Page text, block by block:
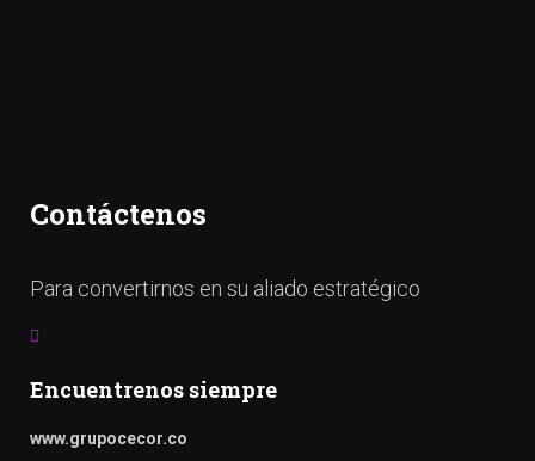
Contáctenos
Para convertirnos en su aliado estratégico
Encuentrenos siempre
www.grupocecor.co